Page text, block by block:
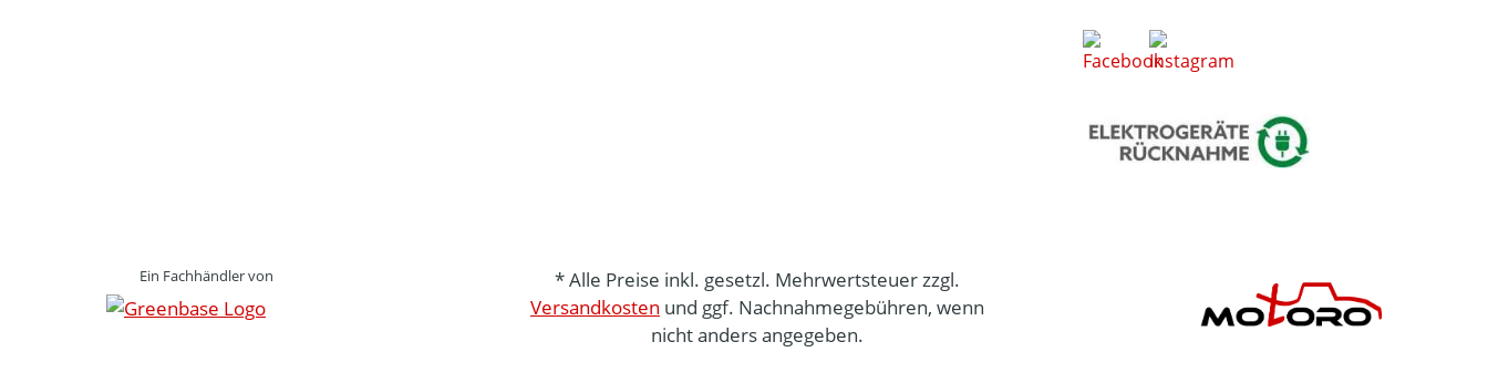
Ein Fachhändler von
* Alle Preise inkl. gesetzl. Mehrwertsteuer zzgl.
Versandkosten und ggf. Nachnahmegebühren, wenn
nicht anders angegeben.